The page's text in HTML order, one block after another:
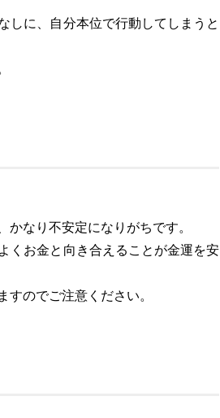
しに、自分本位で行動してしまうと
なり不安定になりがちです。
くお金と向き合えることが金運を安
のでご注意ください。